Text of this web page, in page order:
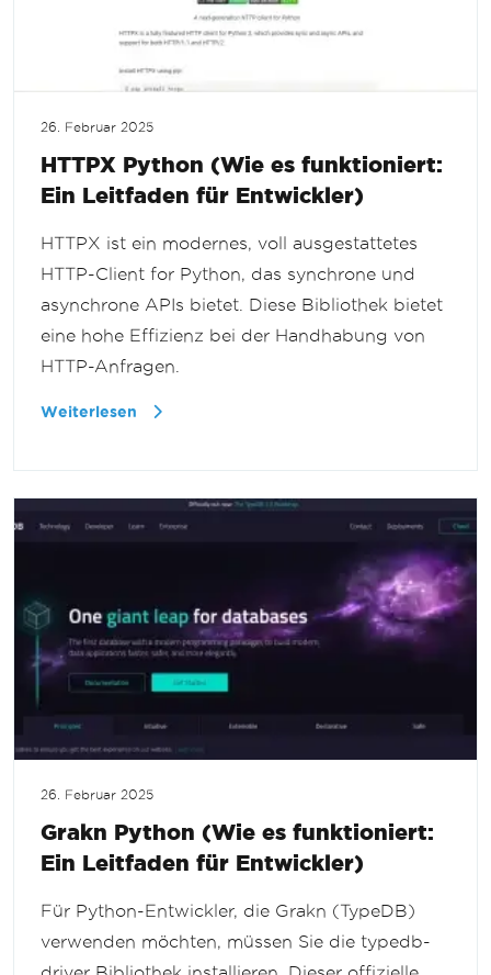
26. Februar 2025
HTTPX Python (Wie es funktioniert:
Ein Leitfaden für Entwickler)
HTTPX ist ein modernes, voll ausgestattetes
HTTP-Client for Python, das synchrone und
asynchrone APIs bietet. Diese Bibliothek bietet
eine hohe Effizienz bei der Handhabung von
HTTP-Anfragen.
Weiterlesen
26. Februar 2025
Grakn Python (Wie es funktioniert:
Ein Leitfaden für Entwickler)
Für Python-Entwickler, die Grakn (TypeDB)
verwenden möchten, müssen Sie die typedb-